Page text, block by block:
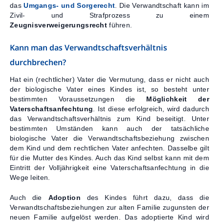
dasUmgangs- und Sorgerecht . Die Verwandtschaft kann im
Zivil- und Strafprozess zu einem
Zeugnisverweigerungsrecht führen.
Kann man das Verwandtschaftsverhältnis
durchbrechen?
Hat ein (rechtlicher) Vater die Vermutung, dass er nicht auch
der biologische Vater eines Kindes ist, so besteht unter
bestimmten Voraussetzungen die Möglichkeit der
Vaterschaftsanfechtung . Ist diese erfolgreich, wird dadurch
das Verwandtschaftsverhältnis zum Kind beseitigt. Unter
bestimmten Umständen kann auch der tatsächliche
biologische Vater die Verwandtschaftsbeziehung zwischen
dem Kind und dem rechtlichen Vater anfechten. Dasselbe gilt
für die Mutter des Kindes. Auch das Kind selbst kann mit dem
Eintritt der Volljährigkeit eine Vaterschaftsanfechtung in die
Wege leiten.
Auch die Adoption des Kindes führt dazu, dass die
Verwandtschaftsbeziehungen zur alten Familie zugunsten der
neuen Familie aufgelöst werden. Das adoptierte Kind wird